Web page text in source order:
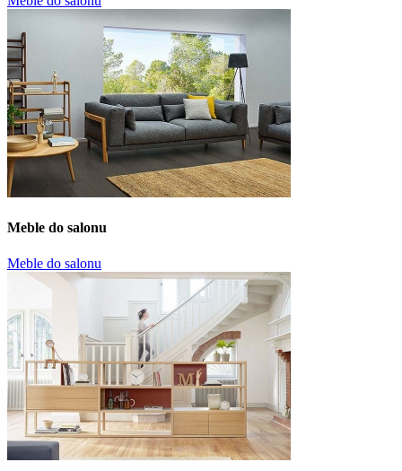
Meble do salonu
Meble do salonu